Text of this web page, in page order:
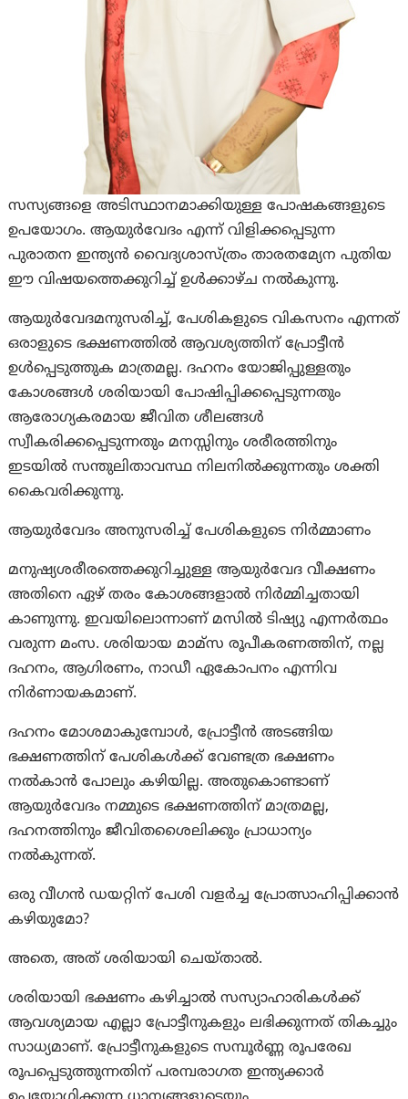
സസ്യങ്ങളെ അടിസ്ഥാനമാക്കിയുള്ള പോഷകങ്ങളുടെ
ഉപയോഗം. ആയുർവേദം എന്ന് വിളിക്കപ്പെടുന്ന
പുരാതന ഇന്ത്യൻ വൈദ്യശാസ്ത്രം താരതമ്യേന പുതിയ
ഈ വിഷയത്തെക്കുറിച്ച് ഉൾക്കാഴ്ച നൽകുന്നു.
ആയുർവേദമനുസരിച്ച്, പേശികളുടെ വികസനം എന്നത്
ഒരാളുടെ ഭക്ഷണത്തിൽ ആവശ്യത്തിന് പ്രോട്ടീൻ
ഉൾപ്പെടുത്തുക മാത്രമല്ല. ദഹനം യോജിപ്പുള്ളതും
കോശങ്ങൾ ശരിയായി പോഷിപ്പിക്കപ്പെടുന്നതും
ആരോഗ്യകരമായ ജീവിത ശീലങ്ങൾ
സ്വീകരിക്കപ്പെടുന്നതും മനസ്സിനും ശരീരത്തിനും
ഇടയിൽ സന്തുലിതാവസ്ഥ നിലനിൽക്കുന്നതും ശക്തി
കൈവരിക്കുന്നു.
ആയുർവേദം അനുസരിച്ച് പേശികളുടെ നിർമ്മാണം
മനുഷ്യശരീരത്തെക്കുറിച്ചുള്ള ആയുർവേദ വീക്ഷണം
അതിനെ ഏഴ് തരം കോശങ്ങളാൽ നിർമ്മിച്ചതായി
കാണുന്നു. ഇവയിലൊന്നാണ് മസിൽ ടിഷ്യു എന്നർത്ഥം
വരുന്ന മംസ. ശരിയായ മാമ്സ രൂപീകരണത്തിന്, നല്ല
ദഹനം, ആഗിരണം, നാഡീ ഏകോപനം എന്നിവ
നിർണായകമാണ്.
ദഹനം മോശമാകുമ്പോൾ, പ്രോട്ടീൻ അടങ്ങിയ
ഭക്ഷണത്തിന് പേശികൾക്ക് വേണ്ടത്ര ഭക്ഷണം
നൽകാൻ പോലും കഴിയില്ല. അതുകൊണ്ടാണ്
ആയുർവേദം നമ്മുടെ ഭക്ഷണത്തിന് മാത്രമല്ല,
ദഹനത്തിനും ജീവിതശൈലിക്കും പ്രാധാന്യം
നൽകുന്നത്.
ഒരു വീഗൻ ഡയറ്റിന് പേശി വളർച്ച പ്രോത്സാഹിപ്പിക്കാൻ
കഴിയുമോ?
അതെ, അത് ശരിയായി ചെയ്താൽ.
ശരിയായി ഭക്ഷണം കഴിച്ചാൽ സസ്യാഹാരികൾക്ക്
ആവശ്യമായ എല്ലാ പ്രോട്ടീനുകളും ലഭിക്കുന്നത് തികച്ചും
സാധ്യമാണ്. പ്രോട്ടീനുകളുടെ സമ്പൂർണ്ണ രൂപരേഖ
രൂപപ്പെടുത്തുന്നതിന് പരമ്പരാഗത ഇന്ത്യക്കാർ